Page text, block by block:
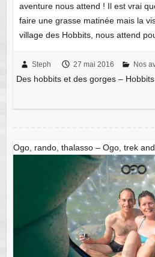
aventure nous attend ! Il est vrai
faire une grasse matinée mais la
village des Hobbits, nous attend
Steph 27 mai 2016 Nos
Des hobbits et des gorges –
Ogo, rando, thalasso – Ogo, trek